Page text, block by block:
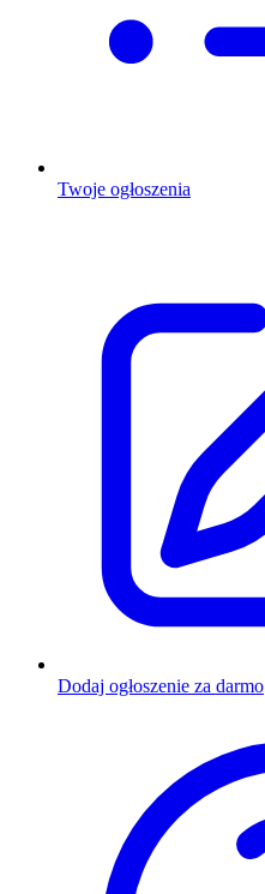
Twoje ogłoszenia
Dodaj ogłoszenie za darmo